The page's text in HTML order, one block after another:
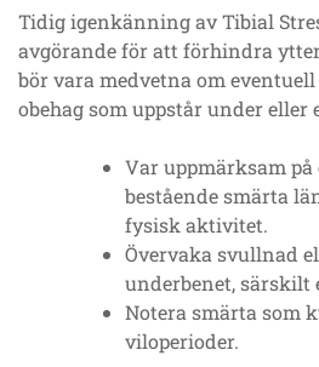
Tidig igenkänning av Tibial
avgörande för att förhindra
bör vara medvetna om
obehag som uppstår under
Var uppmärksam
bestående smärta
fysisk aktivitet.
Övervaka svullnad
underbenet, särskilt
Notera smärta som
viloperioder.